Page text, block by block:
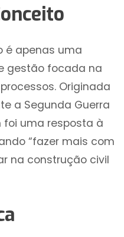
é apenas uma
gestão focada na
Originada
a Segunda Guerra
foi uma resposta à
“fazer mais com
na construção civil